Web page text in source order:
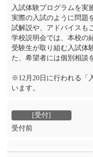
入試体験プログラムを実
実際の入試のように問題
試解説や、アドバイスも
学校説明会では、本校の
受験生が取り組む入試体
た、希望者には個別相談
※12月20日に行われる「
います。
受付前